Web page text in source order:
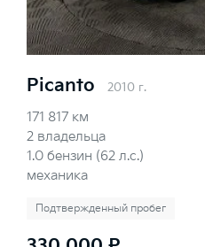
Picanto 2010 г.
171 817 км
2 владельца
1.0 бензин (62 л.с.)
механика
Подтвержденный пробег